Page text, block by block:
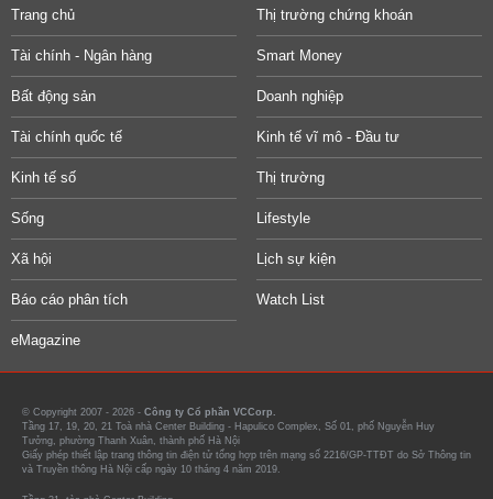
Trang chủ Thị trường chứng khoán
Tài chính - Ngân hàng Smart Money
Bất động sản Doanh nghiệp
Tài chính quốc tế Kinh tế vĩ mô - Đầu tư
Kinh tế số Thị trường
Sống Lifestyle
Xã hội Lịch sự kiện
Báo cáo phân tích Watch List
eMagazine
© Copyright 2007 - 2026 - Công ty Cổ phần VCCorp.
Tầng 17, 19, 20, 21 Toà nhà Center Building - Hapulico Complex, Số 01, phố Nguyễn Huy
Tưởng, phường Thanh Xuân, thành phố Hà Nội
Giấy phép thiết lập trang thông tin điện tử tổng hợp trên mạng số 2216/GP-TTĐT do Sở Thông tin
và Truyền thông Hà Nội cấp ngày 10 tháng 4 năm 2019.